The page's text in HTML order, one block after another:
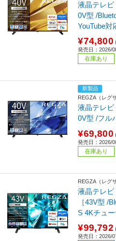
液晶テレビ
0V型 /
YouTube対
¥74,800
発売日：2026/
在庫あり
新製品
REGZA（レグザ
液晶テレビ
0V型 /フル
¥69,800
発売日：2026/
在庫あり
REGZA（レグザ
液晶テレ
［43V型 /
S 4Kチュー
¥99,792
発売日：2026/